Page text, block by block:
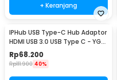
+ Keranjang
IPHub USB Type-C Hub Adaptor
HDMI USB 3.0 USB Type C - YG-
2121
Rp68.200
Rp111.900 40%